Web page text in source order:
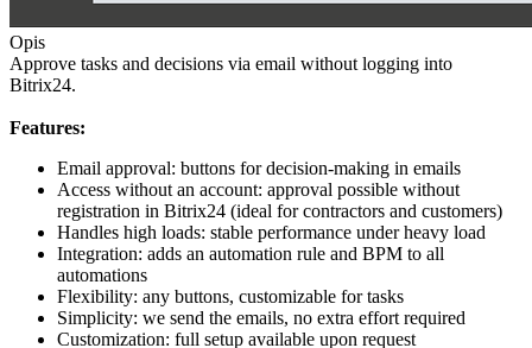
Opis
Approve tasks and decisions via email without logging into
Bitrix24.
Features:
Email approval: buttons for decision-making in emails
Access without an account: approval possible without
registration in Bitrix24 (ideal for contractors and customers)
Handles high loads: stable performance under heavy load
Integration: adds an automation rule and BPM to all
automations
Flexibility: any buttons, customizable for tasks
Simplicity: we send the emails, no extra effort required
Customization: full setup available upon request